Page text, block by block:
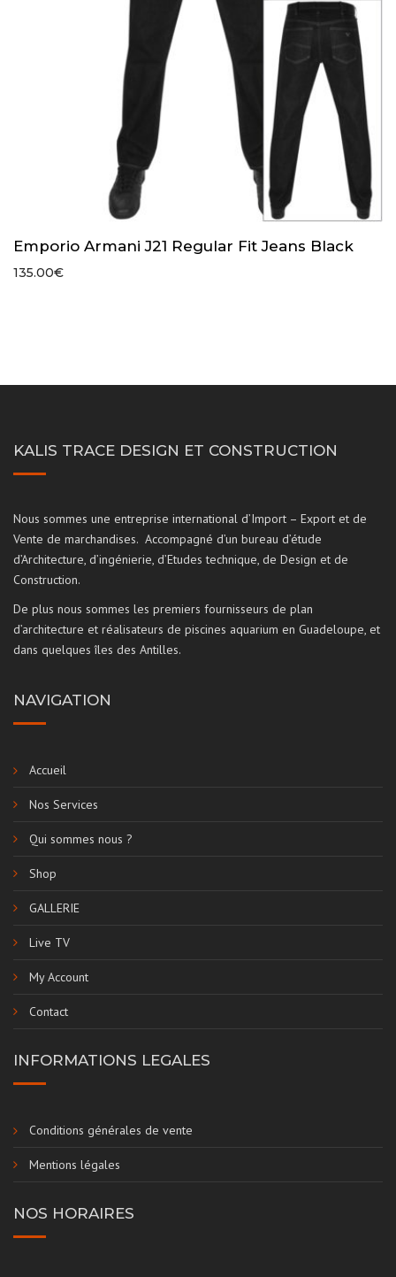
Emporio Armani J21 Regular Fit Jeans Black
135.00€
KALIS TRACE DESIGN ET CONSTRUCTION
Nous sommes une entreprise international d’Import – Export et de
Vente de marchandises. Accompagné d’un bureau d’étude
d’Architecture, d’ingénierie, d’Etudes technique, de Design et de
Construction.
De plus nous sommes les premiers fournisseurs de plan
d’architecture et réalisateurs de piscines aquarium en Guadeloupe, et
dans quelques îles des Antilles.
NAVIGATION
Accueil
Nos Services
Qui sommes nous ?
Shop
GALLERIE
Live TV
My Account
Contact
INFORMATIONS LEGALES
Conditions générales de vente
Mentions légales
NOS HORAIRES